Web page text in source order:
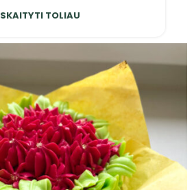
SKAITYTI TOLIAU